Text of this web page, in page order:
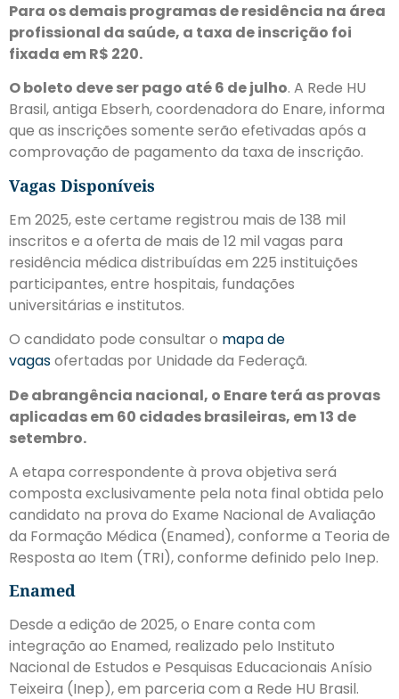
Para os demais programas de residência na área
profissional da saúde, a taxa de inscrição foi
fixada em R$ 220.
O boleto deve ser pago até 6 de julho. A Rede HU
Brasil, antiga Ebserh, coordenadora do Enare, informa
que as inscrições somente serão efetivadas após a
comprovação de pagamento da taxa de inscrição.
Vagas Disponíveis
Em 2025, este certame registrou mais de 138 mil
inscritos e a oferta de mais de 12 mil vagas para
residência médica distribuídas em 225 instituições
participantes, entre hospitais, fundações
universitárias e institutos.
O candidato pode consultar o mapa de
vagasofertadas por Unidade da Federaçã.
De abrangência nacional, o Enare terá as provas
aplicadas em 60 cidades brasileiras, em 13 de
setembro.
A etapa correspondente à prova objetiva será
composta exclusivamente pela nota final obtida pelo
candidato na prova do Exame Nacional de Avaliação
da Formação Médica (Enamed), conforme a Teoria de
Resposta ao Item (TRI), conforme definido pelo Inep.
Enamed
Desde a edição de 2025, o Enare conta com
integração ao Enamed, realizado pelo Instituto
Nacional de Estudos e Pesquisas Educacionais Anísio
Teixeira (Inep), em parceria com a Rede HU Brasil.